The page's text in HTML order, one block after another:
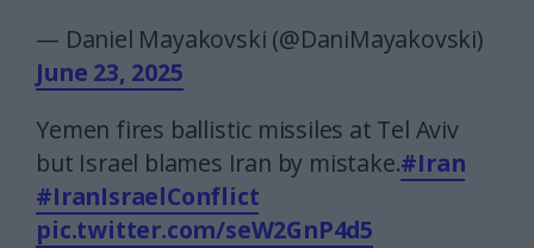
— Daniel Mayakovski (@DaniMayakovski)
June 23, 2025
Yemen fires ballistic missiles at Tel Aviv
but Israel blames Iran by mistake.#Iran
#IranIsraelConflict
pic.twitter.com/seW2GnP4d5